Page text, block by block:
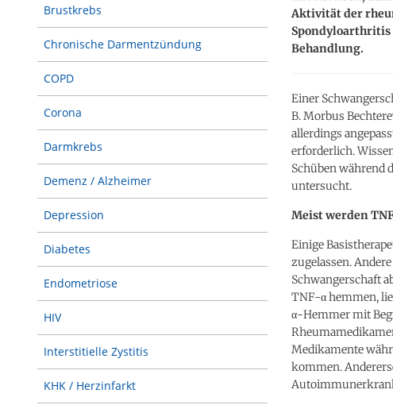
Brustkrebs
Chronische Darmentzündung
COPD
Corona
Darmkrebs
Demenz / Alzheimer
Depression
Diabetes
Endometriose
HIV
Interstitielle Zystitis
KHK / Herzinfarkt
Aktivität der
Behandlung.
Einer
B. Morbus
allerdings
erforderlich.
Schüben während
untersucht.
Meist werden
Einige
zugelassen.
Schwangerschaft
TNF-α hemmen,
α-Hemmer mit
Medikamente
kommen.